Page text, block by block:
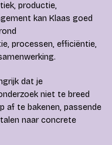
productie,
kan Klaas goed
processen, efficiëntie,
dat je
niet te breed
af te bakenen, passende
naar concrete